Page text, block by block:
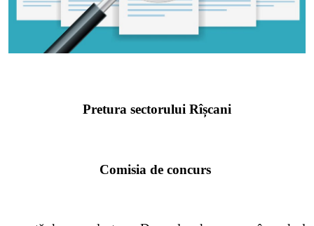
Pretura sectorului Rîșcani
Comisia de concurs